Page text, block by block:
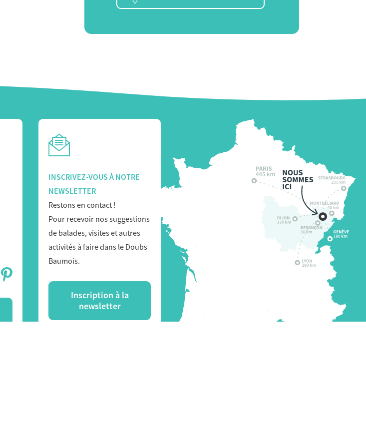
INSCRIVEZ-VOUS À NOTRE
NEWSLETTER
Restons en contact !
Pour recevoir nos suggestions
de balades, visites et autres
activités à faire dans le Doubs
Baumois.
Inscription à la
newsletter